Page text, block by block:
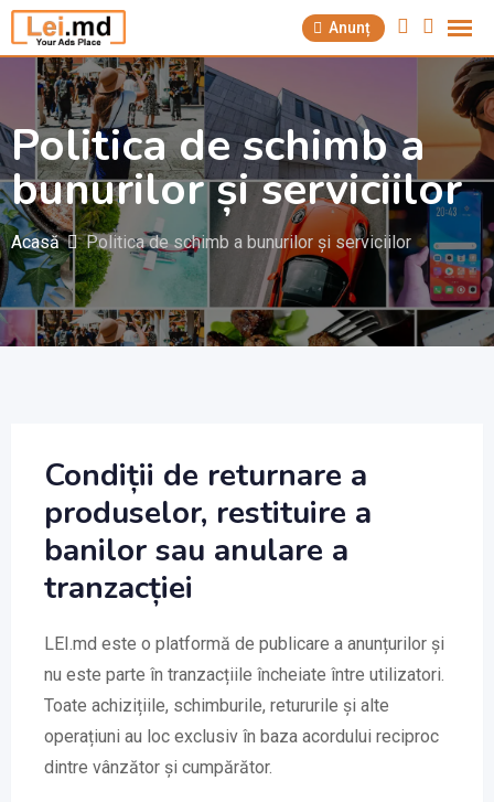
Anunț
Politica de schimb a
bunurilor și serviciilor
Acasă Politica de schimb a bunurilor și serviciilor
Condiții de returnare a
produselor, restituire a
banilor sau anulare a
tranzacției
LEI.md este o platformă de publicare a anunțurilor și
nu este parte în tranzacțiile încheiate între utilizatori.
Toate achizițiile, schimburile, retururile și alte
operațiuni au loc exclusiv în baza acordului reciproc
dintre vânzător și cumpărător.